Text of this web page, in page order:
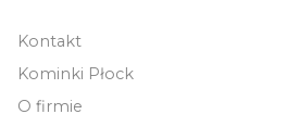
Kontakt
Kominki Płock
O firmie